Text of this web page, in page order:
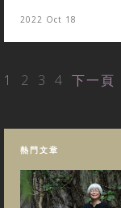
2022 Oct 18
1 2 3 4 下一頁
熱門文章